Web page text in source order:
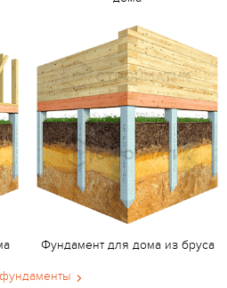
Фундамент для дома из бруса